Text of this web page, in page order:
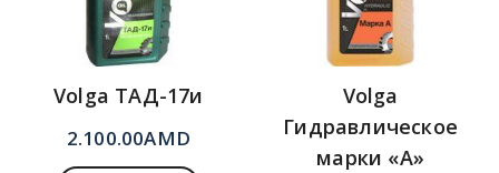
Volga ТАД-17и
2.100.00AMD
Volga
Гидравлическое
марки «А»